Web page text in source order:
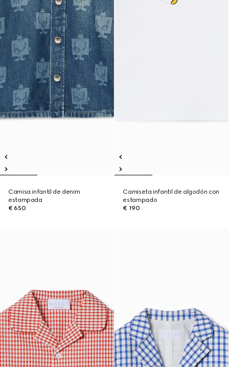
Camisa infantil de denim
estampada
€ 650
Camiseta infantil de algodón con
estampado
€ 190